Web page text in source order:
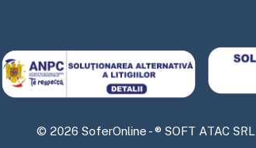
© 2026 SoferOnline - ® SOFT ATAC SRL |